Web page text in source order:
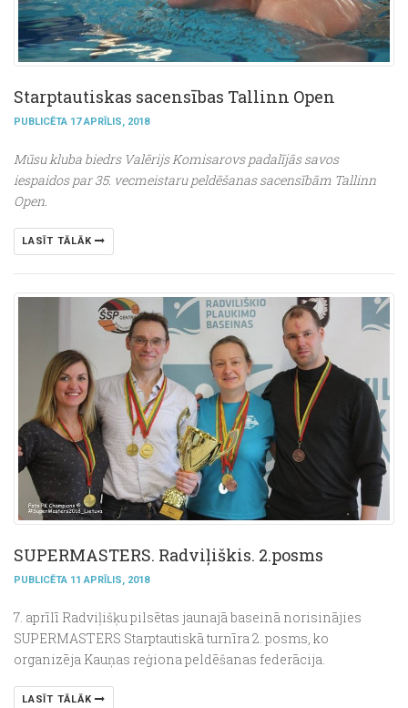
Starptautiskas sacensības Tallinn Open
PUBLICĒTA 17 APRĪLIS, 2018
Mūsu kluba biedrs Valērijs Komisarovs padalījās savos
iespaidos par 35. vecmeistaru peldēšanas sacensībām Tallinn
Open.
LASĪT TĀLĀK
SUPERMASTERS. Radviļiškis. 2.posms
PUBLICĒTA 11 APRĪLIS, 2018
7. aprīlī Radviļišķu pilsētas jaunajā baseinā norisinājies
SUPERMASTERS Starptautiskā turnīra 2. posms, ko
organizēja Kauņas reģiona peldēšanas federācija.
LASĪT TĀLĀK